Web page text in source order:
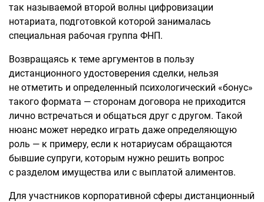
так называемой второй волны цифровизации
нотариата, подготовкой которой занималась
специальная рабочая группа ФНП.
Возвращаясь к теме аргументов в пользу
дистанционного удостоверения сделки, нельзя
не отметить и определенный психологический «бонус»
такого формата — сторонам договора не приходится
лично встречаться и общаться друг с другом. Такой
нюанс может нередко играть даже определяющую
роль — к примеру, если к нотариусам обращаются
бывшие супруги, которым нужно решить вопрос
с разделом имущества или с выплатой алиментов.
Для участников корпоративной сферы дистанционный